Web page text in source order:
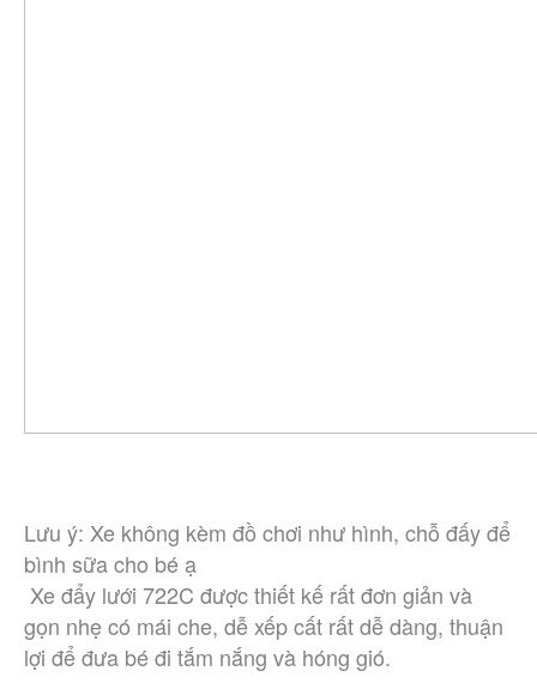
Lưu ý: Xe không kèm đồ chơi như hình, chỗ đấy để
bình sữa cho bé ạ
gọn nhẹ có mái che, dễ xếp cất rất dễ dàng, thuận
lợi để đưa bé đi tắm nắng và hóng gió.